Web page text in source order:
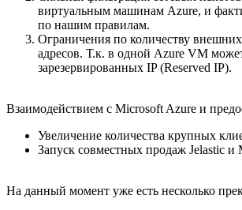
виртуальным машинам Azure, и
по нашим правилам.
Ограничения по количеству
адресов. Т.к. в одной Azure VM
зарезервированных IP (Reserved IP).
Взаимодействием с Microsoft Azure и
Увеличение количества крупных
Запуск совместных продаж Jelastic
На данный момент уже есть несколько